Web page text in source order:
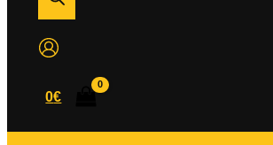
0€